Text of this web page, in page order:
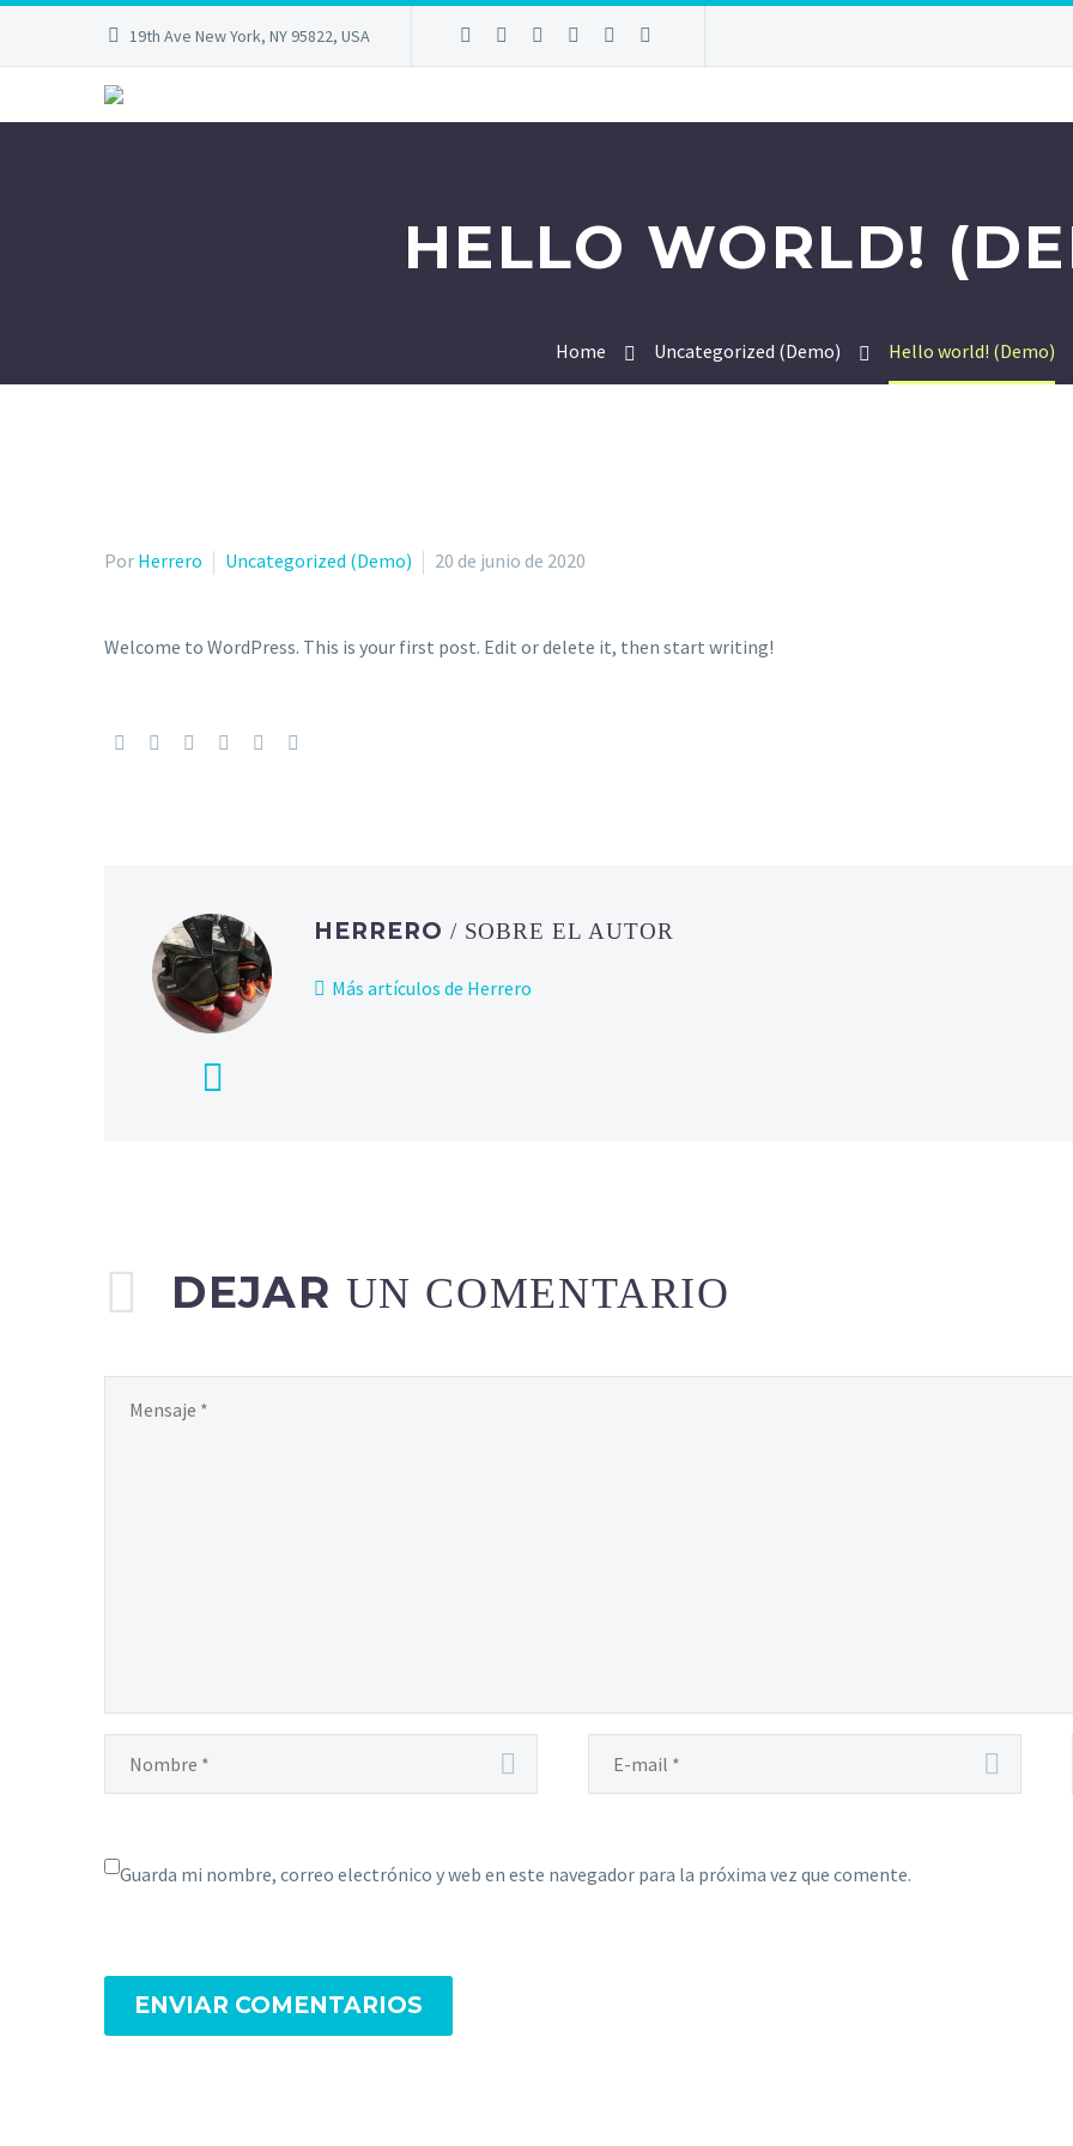
19th Ave New York, NY 95822, USA
HELLO WORLD!
Home Uncategorized (Demo) Hello world! (Demo)
Por Herrero Uncategorized (Demo) 20 de junio de 2020
Welcome to WordPress. This is your first post. Edit or delete it, then start writing!
HERRERO / SOBRE EL AUTOR
Más artículos de Herrero
DEJAR UN COMENTARIO
Guarda mi nombre, correo electrónico y web en este navegador para la próxima vez que comente.
ENVIAR COMENTARIOS